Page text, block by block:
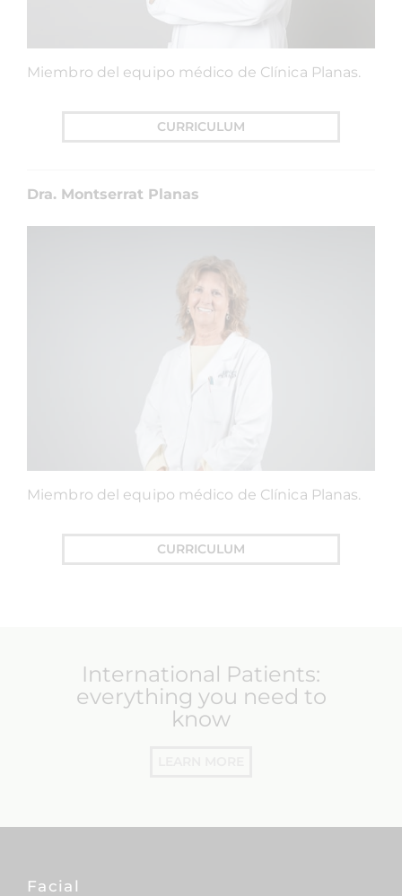
Miembro del equipo médico de Clínica Planas.
CURRICULUM
Dra. Montserrat Planas
Miembro del equipo médico de Clínica Planas.
CURRICULUM
International Patients:
everything you need to
know
Facial